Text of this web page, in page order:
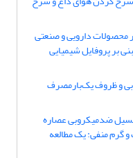
محصولات دارویی و صنعتی
بر پروفایل شیمیایی
و ظروف یک‌بارمصرف
ضدمیکروبی عصاره
و گرم منفی: یک مطالعه